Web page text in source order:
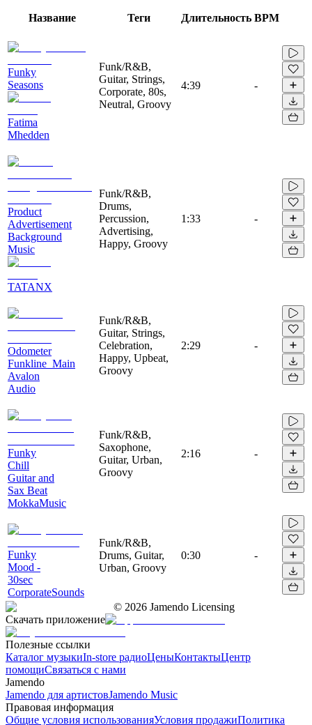
Название Теги Длительность BPM
Funky
Seasons
Fatima
Mhedden
Funk/R&B,
Guitar, Strings,
Corporate, 80s,
Neutral, Groovy
4:39 -
Product
Advertisement
Background
Music
TATANX
Funk/R&B,
Drums,
Percussion,
Advertising,
Happy, Groovy
1:33 -
Odometer
Funkline_Main
Avalon
Audio
Funk/R&B,
Guitar, Strings,
Celebration,
Happy, Upbeat,
Groovy
2:29 -
Funky
Chill
Guitar and
Sax Beat
MokkaMusic
Funk/R&B,
Saxophone,
Guitar, Urban,
Groovy
2:16 -
Funky
Mood -
30sec
CorporateSounds
Funk/R&B,
Drums, Guitar,
Urban, Groovy
0:30 -
© 2026 Jamendo Licensing
Скачать приложение
Полезные ссылки
Каталог музыкиIn-store радиоЦеныКонтактыЦентр
помощиСвязаться с нами
Jamendo
Jamendo для артистовJamendo Music
Правовая информация
Общие условия использованияУсловия продажиПолитика